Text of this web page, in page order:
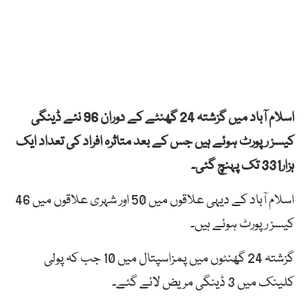
اسلام آباد میں گزشتہ 24 گھنٹے کے دوران 96 نئے ڈینگی
کیسز رپورٹ ہوئے ہیں جس کے بعد متاثرہ افراد کی تعداد ایک
ہزار331 تک پہنچ گئی۔
اسلام آباد کے دیہی علاقوں میں 50 اور شہری علاقوں میں 46
کیسز رپورٹ ہوئے ہیں۔
گزشتہ 24 گھنٹوں میں پمزاسپتال میں 10 جب کہ پولی
کلینک میں 3 ڈینگی مریض لائے گئے۔